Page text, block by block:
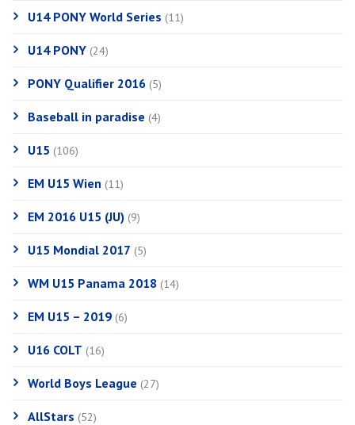
U14 PONY World Series (11)
U14 PONY (24)
PONY Qualifier 2016 (5)
Baseball in paradise (4)
U15 (106)
EM U15 Wien (11)
EM 2016 U15 (JU) (9)
U15 Mondial 2017 (5)
WM U15 Panama 2018 (14)
EM U15 – 2019 (6)
U16 COLT (16)
World Boys League (27)
AllStars (52)